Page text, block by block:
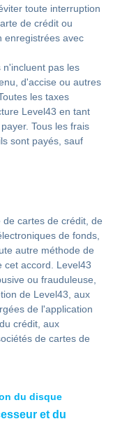
toute interruption
de crédit ou
enregistrées avec
n'incluent pas les
d'accise ou autres
les taxes
Level43 en tant
Tous les frais
sont payés, sauf
cartes de crédit, de
de fonds,
autre méthode de
cet accord. Level43
ou frauduleuse,
de Level43, aux
de l'application
crédit, aux
de cartes de
du disque
et du